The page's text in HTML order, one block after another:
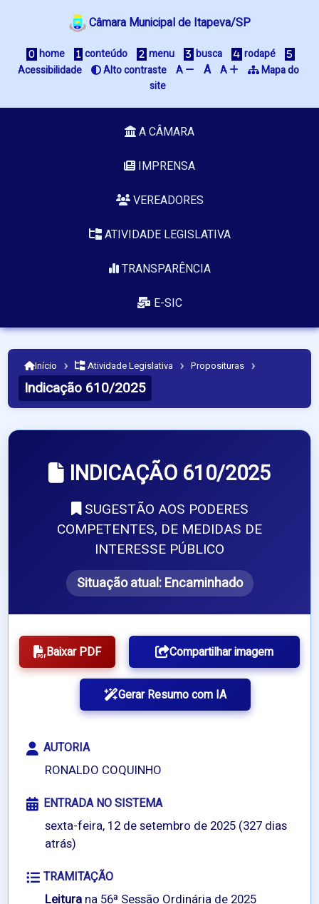
Câmara Municipal de Itapeva/SP
home conteúdo menu busca
rodapé
Acessibilidade
Alto contraste A A A
Mapa do
site
A CÂMARA
IMPRENSA
VEREADORES
ATIVIDADE LEGISLATIVA
TRANSPARÊNCIA
E-SIC
Início › Atividade Legislativa › Proposituras ›
Indicação 610/2025
INDICAÇÃO 610/2025
SUGESTÃO AOS PODERES
COMPETENTES, DE MEDIDAS DE
INTERESSE PÚBLICO
Situação atual:Encaminhado
Baixar PDF Compartilhar imagem
Gerar Resumo com IA
AUTORIA
RONALDO COQUINHO
ENTRADA NO SISTEMA
sexta-feira, 12 de setembro de 2025 (327 dias
atrás)
TRAMITAÇÃO
Leitura na56ª Sessão Ordinária de 2025